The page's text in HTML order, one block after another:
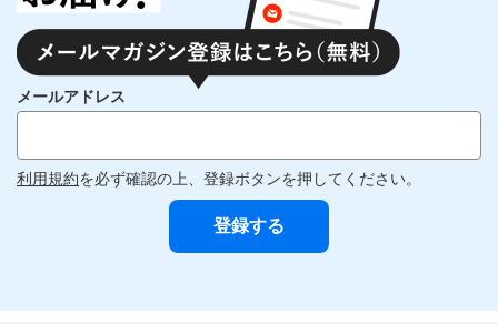
メールアドレス
利用規約を必ず確認の上、登録ボタンを押してください。